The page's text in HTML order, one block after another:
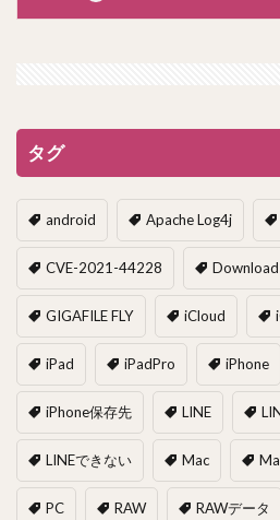
タグ
android Apache Log4j
CVE-2021-44228 Download
GIGAFILE FLY iCloud
iPad iPadPro iPhone
iPhone保存先 LINE
LINEできない Mac
PC RAW RAWデータ